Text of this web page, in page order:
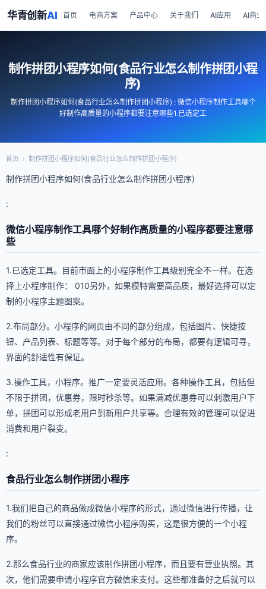
华青创新AI 首页 电商方案 产品中心 关于我们 AI应用 AI商业
制作拼团小程序如何(食品行业怎么制作拼团小程
序)
制作拼团小程序如何(食品行业怎么制作拼团小程序) : 微信小程序制作工具哪个
好制作高质量的小程序都要注意哪些1.已选定工
首页 › 制作拼团小程序如何(食品行业怎么制作拼团小程序)
制作拼团小程序如何(食品行业怎么制作拼团小程序)
:
微信小程序制作工具哪个好制作高质量的小程序都要注意哪
些
1.已选定工具。目前市面上的小程序制作工具级别完全不一样。在选
择上小程序制作： 010另外，如果模特需要高品质，最好选择可以定
制的小程序主题图案。
2.布局部分。小程序的网页由不同的部分组成，包括图片、快捷按
钮、产品列表、标题等等。对于每个部分的布局，都要有逻辑可寻，
界面的舒适性有保证。
3.操作工具，小程序。推广一定要灵活应用。各种操作工具，包括但
不限于拼团，优惠券，限时秒杀等。如果满减优惠券可以刺激用户下
单，拼团可以形成老用户到新用户共享等。合理有效的管理可以促进
消费和用户裂变。
:
食品行业怎么制作拼团小程序
1.我们把自己的商品做成微信小程序的形式，通过微信进行传播，让
我们的粉丝可以直接通过微信小程序购买，这是很方便的一个小程
序。
2.那么食品行业的商家应该制作拼团小程序，而且要有营业执照。其
次，他们需要申请小程序官方微信来支付。这些都准备好之后就可以